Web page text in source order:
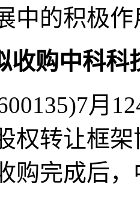
中的积极作
收购中科科
月
权转让框
购完成后